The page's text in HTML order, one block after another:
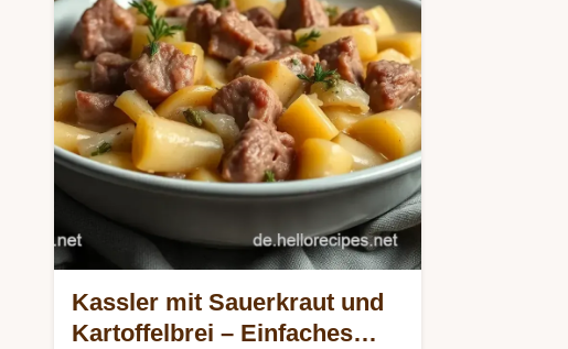
Kassler mit Sauerkraut und
Kartoffelbrei – Einfaches